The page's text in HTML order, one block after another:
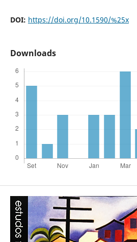
DOI: https://doi.org/10.1590/%25x
Downloads